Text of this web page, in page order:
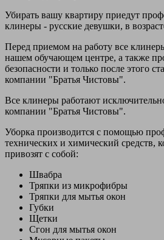
Убирать вашу квартиру приедут
клинеры - русские девушки, в
Перед приемом на работу все
нашем обучающем центре, а также
безопасности и только после этого
компании "Братья Чистовы".
Все клинеры работают
компании "Братья Чистовы".
Уборка производится с помощью
технических и химический средств,
привозят с собой:
Швабра
Тряпки из микрофибры
Тряпки для мытья окон
Губки
Щетки
Сгон для мытья окон